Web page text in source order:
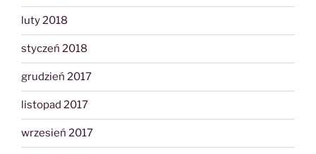
luty 2018
styczeń 2018
grudzień 2017
listopad 2017
wrzesień 2017